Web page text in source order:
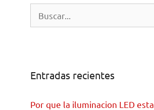
Entradas recientes
Por que la iluminacion LED esta